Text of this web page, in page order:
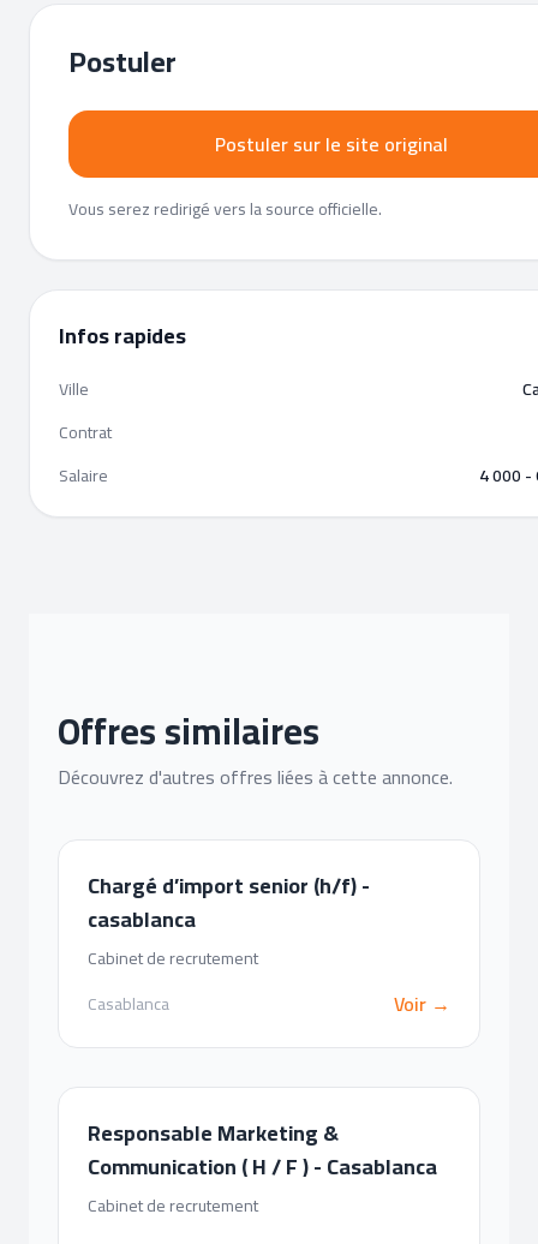
Postuler
Postuler sur le site original
Vous serez redirigé vers la source officielle.
Infos rapides
Ville
Contrat
Salaire
4 000 -
Offres similaires
Découvrez d'autres offres liées à cette annonce.
Chargé d’import senior (h/f) -
casablanca
Cabinet de recrutement
Casablanca
Voir →
Responsable Marketing &
Communication ( H / F ) - Casablanca
Cabinet de recrutement